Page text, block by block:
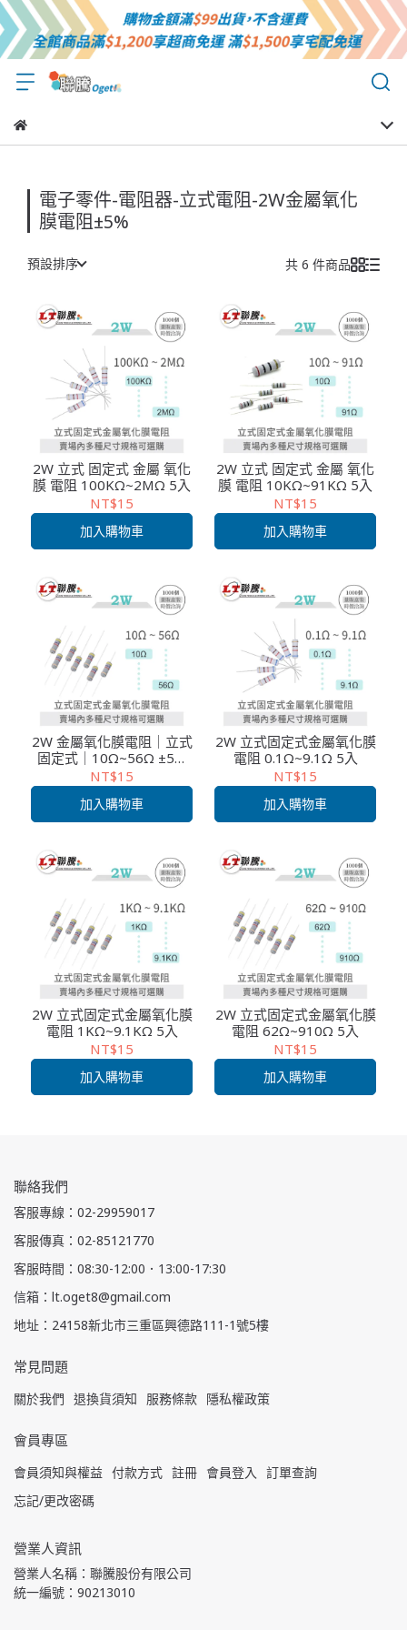
電子零件-電阻器-立式電阻-2W金屬氧化
膜電阻±5%
預設排序 共 6 件商品
2W 立式 固定式 金屬 氧化
膜 電阻 100KΩ~2MΩ 5入
NT$15
加入購物車
2W 立式 固定式 金屬 氧化
膜 電阻 10KΩ~91KΩ 5入
NT$15
加入購物車
2W 金屬氧化膜電阻｜立式
固定式｜10Ω~56Ω ±5%
｜高功率穩定型｜5入包裝
｜MIT台灣製造
NT$15
加入購物車
2W 立式固定式金屬氧化膜
電阻 0.1Ω~9.1Ω 5入
NT$15
加入購物車
2W 立式固定式金屬氧化膜
電阻 1KΩ~9.1KΩ 5入
NT$15
加入購物車
2W 立式固定式金屬氧化膜
電阻 62Ω~910Ω 5入
NT$15
加入購物車
聯絡我們
客服專線：02-29959017
客服傳真：02-85121770
客服時間：08:30-12:00．13:00-17:30
信箱：lt.oget8@gmail.com
地址：24158新北市三重區興德路111-1號5樓
常見問題
關於我們 退換貨須知 服務條款 隱私權政策
會員專區
會員須知與權益 付款方式 註冊 會員登入
訂單查詢
忘記/更改密碼
營業人資訊
營業人名稱：聯騰股份有限公司
統一編號：90213010